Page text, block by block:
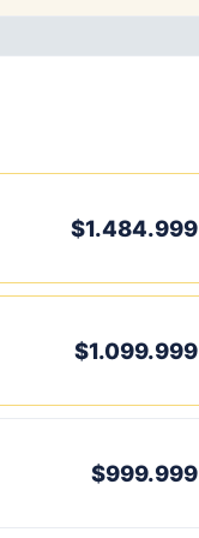
$1.484.999
$1.099.999
$999.999